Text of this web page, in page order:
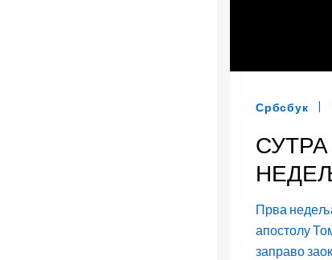
Србсбук
Прва
апостолу
заправо